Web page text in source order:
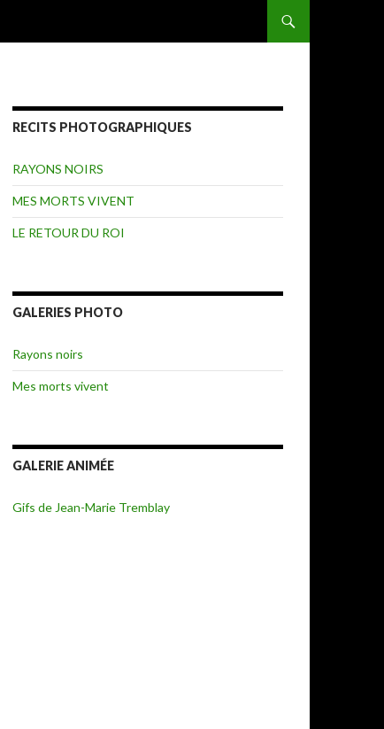
RECITS PHOTOGRAPHIQUES
RAYONS NOIRS
MES MORTS VIVENT
LE RETOUR DU ROI
GALERIES PHOTO
Rayons noirs
Mes morts vivent
GALERIE ANIMÉE
Gifs de Jean-Marie Tremblay